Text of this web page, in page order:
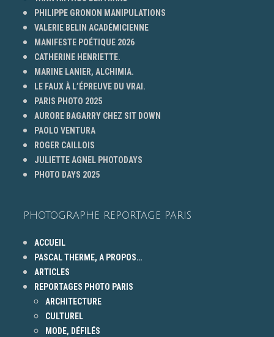
PHILIPPE GRONON MANIPULATIONS
VALERIE BELIN ACADÉMICIENNE
MANIFESTE POÉTIQUE 2026
CATHERINE HENRIETTE.
MARINE LANIER, ALCHIMIA.
LE FAUX À L’ÉPREUVE DU VRAI.
PARIS PHOTO 2025
AURORE BAGARRY CHEZ SIT DOWN
PAOLO VENTURA
ROGER CAILLOIS
JULIETTE AGNEL PHOTODAYS
PHOTO DAYS 2025
PHOTOGRAPHE REPORTAGE PARIS
ACCUEIL
PASCAL THERME, A PROPOS…
ARTICLES
REPORTAGES PHOTO PARIS
ARCHITECTURE
CULTUREL
MODE, DÉFILÉS